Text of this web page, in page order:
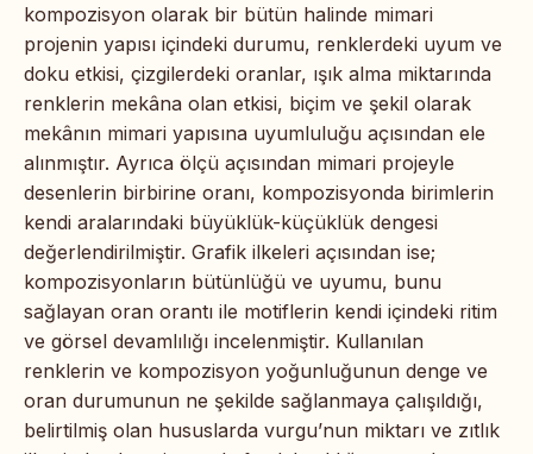
kompozisyon olarak bir bütün halinde mimari
projenin yapısı içindeki durumu, renklerdeki uyum ve
doku etkisi, çizgilerdeki oranlar, ışık alma miktarında
renklerin mekâna olan etkisi, biçim ve şekil olarak
mekânın mimari yapısına uyumluluğu açısından ele
alınmıştır. Ayrıca ölçü açısından mimari projeyle
desenlerin birbirine oranı, kompozisyonda birimlerin
kendi aralarındaki büyüklük-küçüklük dengesi
değerlendirilmiştir. Grafik ilkeleri açısından ise;
kompozisyonların bütünlüğü ve uyumu, bunu
sağlayan oran orantı ile motiflerin kendi içindeki ritim
ve görsel devamlılığı incelenmiştir. Kullanılan
renklerin ve kompozisyon yoğunluğunun denge ve
oran durumunun ne şekilde sağlanmaya çalışıldığı,
belirtilmiş olan hususlarda vurgu’nun miktarı ve zıtlık